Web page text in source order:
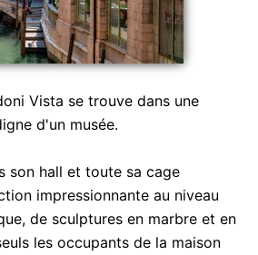
Vista se trouve dans une
d'un musée.
son hall et toute sa cage
impressionnante au niveau
de sculptures en marbre et en
les occupants de la maison